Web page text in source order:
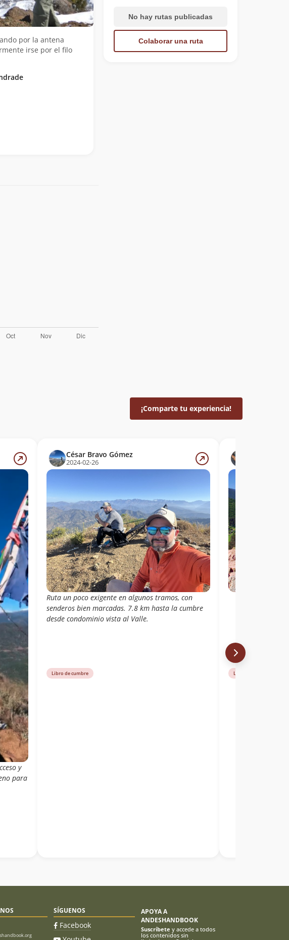
No hay rutas publicadas
Colaborar una ruta
por la antena
irse por el filo
¡Comparte tu experiencia!
y
para
César Bravo Gómez
2024-02-26
Ruta un poco exigente en algunos tramos, con
senderos bien marcadas. 7.8 km hasta la cumbre
desde condominio vista al Valle.
Libro de cumbre Libro de cumbre
SÍGUENOS
Facebook
APOYA A
ANDESHANDBOOK
Suscríbete y accede a todos
los contenidos sin